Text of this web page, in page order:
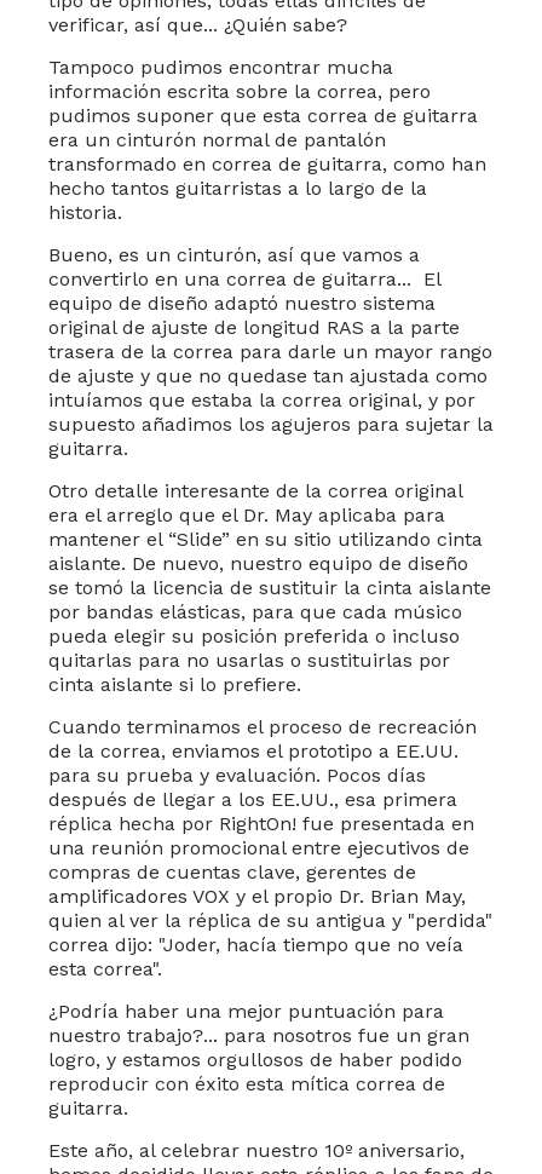
verificar, así que... ¿Quién sabe?
Tampoco pudimos encontrar mucha
información escrita sobre la correa, pero
pudimos suponer que esta correa de guitarra
era un cinturón normal de pantalón
transformado en correa de guitarra, como han
hecho tantos guitarristas a lo largo de la
historia.
Bueno, es un cinturón, así que vamos a
convertirlo en una correa de guitarra... El
equipo de diseño adaptó nuestro sistema
original de ajuste de longitud RAS a la parte
trasera de la correa para darle un mayor rango
de ajuste y que no quedase tan ajustada como
intuíamos que estaba la correa original, y por
supuesto añadimos los agujeros para sujetar la
guitarra.
Otro detalle interesante de la correa original
era el arreglo que el Dr. May aplicaba para
mantener el “Slide” en su sitio utilizando cinta
aislante. De nuevo, nuestro equipo de diseño
se tomó la licencia de sustituir la cinta aislante
por bandas elásticas, para que cada músico
pueda elegir su posición preferida o incluso
quitarlas para no usarlas o sustituirlas por
cinta aislante si lo prefiere.
Cuando terminamos el proceso de recreación
de la correa, enviamos el prototipo a EE.UU.
para su prueba y evaluación. Pocos días
después de llegar a los EE.UU., esa primera
réplica hecha por RightOn! fue presentada en
una reunión promocional entre ejecutivos de
compras de cuentas clave, gerentes de
amplificadores VOX y el propio Dr. Brian May,
quien al ver la réplica de su antigua y "perdida"
correa dijo: "Joder, hacía tiempo que no veía
esta correa".
¿Podría haber una mejor puntuación para
nuestro trabajo?... para nosotros fue un gran
logro, y estamos orgullosos de haber podido
reproducir con éxito esta mítica correa de
guitarra.
Este año, al celebrar nuestro 10º aniversario,